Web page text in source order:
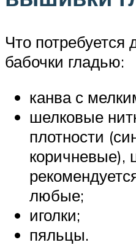
Что
бабочки гладью:
канва с
шелковые
плотности
коричневые),
любые;
иголки;
пяльцы.